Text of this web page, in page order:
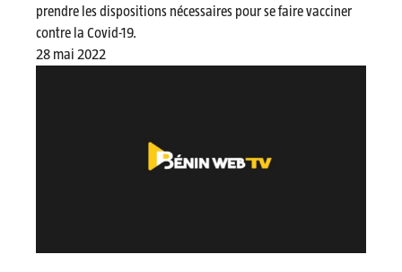
prendre les dispositions nécessaires pour se faire vacciner
contre la Covid-19.
28 mai 2022